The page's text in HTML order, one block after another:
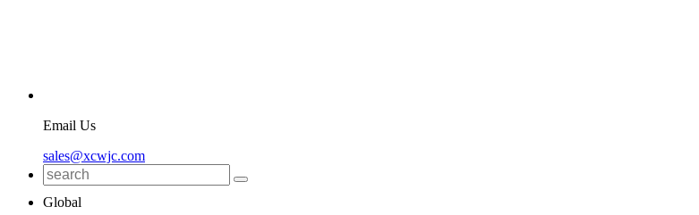
Email Us
sales@xcwjc.com
Global